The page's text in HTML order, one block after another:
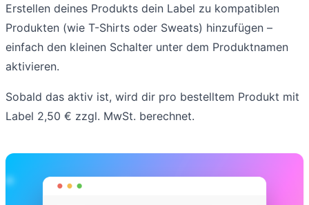
Erstellen deines Produkts dein Label zu kompatiblen
Produkten (wie T-Shirts oder Sweats) hinzufügen –
einfach den kleinen Schalter unter dem Produktnamen
aktivieren.
Sobald das aktiv ist, wird dir pro bestelltem Produkt mit
Label 2,50 € zzgl. MwSt. berechnet.